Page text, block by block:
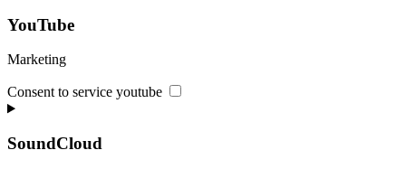
YouTube
Marketing
Consent to service youtube
SoundCloud